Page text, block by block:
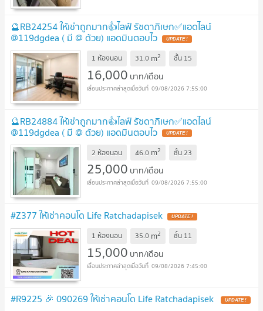
🔮RB24254 ให้เช่าถูกมาก👍ไลฟ์ รัชดาภิเษก✅แอดไลน์
@119dgdea ( มี @ ด้วย) แอดมินตอบไว UPDATE !
1 ห้องนอน 31.0 m2 ชั้น 15
16,000 บาท/เดือน
09/08/2026 7:55:00
🔮RB24884 ให้เช่าถูกมาก👍ไลฟ์ รัชดาภิเษก✅แอดไลน์
@119dgdea ( มี @ ด้วย) แอดมินตอบไว UPDATE !
2 ห้องนอน 46.0 m2 ชั้น23
25,000 บาท/เดือน
09/08/2026 7:55:00
#Z377 ให้เช่าคอนโด Life Ratchadapisek UPDATE !
1 ห้องนอน 35.0 m2 ชั้น 11
15,000 บาท/เดือน
09/08/2026 7:45:00
#R9225 🎉 090269 ให้เช่าคอนโด Life Ratchadapisek UPDATE !